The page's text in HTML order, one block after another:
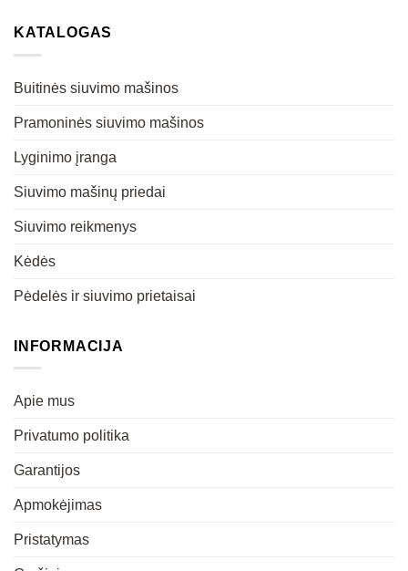
KATALOGAS
Buitinės siuvimo mašinos
Pramoninės siuvimo mašinos
Lyginimo įranga
Siuvimo mašinų priedai
Siuvimo reikmenys
Kėdės
Pėdelės ir siuvimo prietaisai
INFORMACIJA
Apie mus
Privatumo politika
Garantijos
Apmokėjimas
Pristatymas